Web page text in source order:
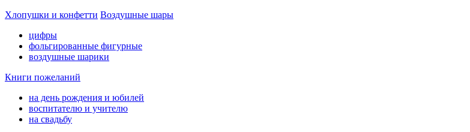
Хлопушки и конфетти Воздушные шары
цифры
фольгированные фигурные
воздушные шарики
Книги пожеланий
на день рождения и юбилей
воспитателю и учителю
на свадьбу